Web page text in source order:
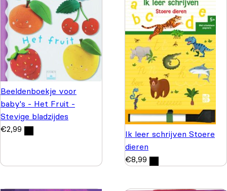
Beeldenboekje voor
baby's - Het Fruit -
Stevige bladzijdes
€2,99
Ik leer schrijven Stoere
dieren
€8,99